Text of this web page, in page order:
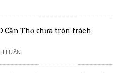
Cần Thơ chưa tròn trách
LUẬN